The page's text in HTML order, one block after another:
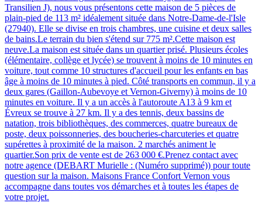
Transilien J), nous vous présentons cette maison de 5 pièces de
plain-pied de 113 m² idéalement située dans Notre-Dame-de-l'Isle
(27940). Elle se divise en trois chambres, une cuisine et deux salles
de bains.Le terrain du bien s'étend sur 775 m².Cette maison est
neuve.La maison est située dans un quartier prisé. Plusieurs écoles
(élémentaire, collège et lycée) se trouvent à moins de 10 minutes en
voiture, tout comme 10 structures d'accueil pour les enfants en bas
âge à moins de 10 minutes à pied. Côté transports en commun, il y a
deux gares (Gaillon-Aubevoye et Vernon-Giverny) à moins de 10
minutes en voiture. Il y a un accès à l'autoroute A13 à 9 km et
Évreux se trouve à 27 km. Il y a des tennis, deux bassins de
natation, trois bibliothèques, des commerces, quatre bureaux de
poste, deux poissonneries, des boucheries-charcuteries et quatre
supérettes à proximité de la maison. 2 marchés animent le
quartier.Son prix de vente est de 263 000 €.Prenez contact avec
notre agence (DEBART Murielle : (Numéro supprimé)) pour toute
question sur la maison. Maisons France Confort Vernon vous
accompagne dans toutes vos démarches et à toutes les étapes de
votre projet.